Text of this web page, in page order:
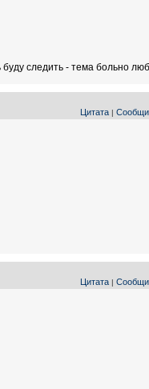
следить - тема больно
Цитата |
Цитата |